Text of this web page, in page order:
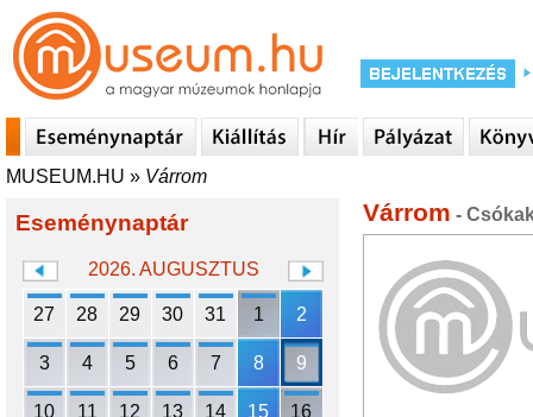
MUSEUM.HU » Várrom
Eseménynaptár
2026. AUGUSZTUS
27 28 29 30 31 1 2
3 4 5 6 7 8 9
10 11 12 13 14 15 16
Várrom -